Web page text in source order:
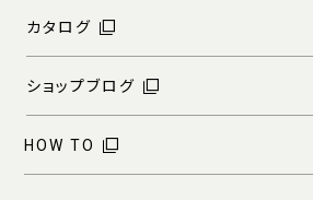
カタログ
ショップブログ
HOW TO